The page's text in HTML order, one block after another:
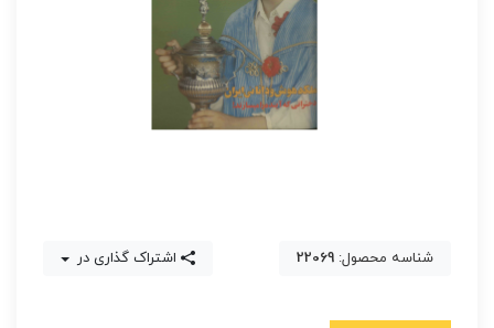
شناسه محصول: 22069 اشتراک گذاری در